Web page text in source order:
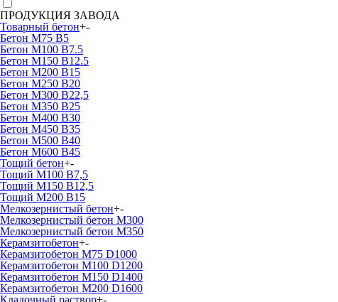
ПРОДУКЦИЯ ЗАВОДА
Товарный бетон+-
Бетон М75 В5
Бетон М100 В7.5
Бетон М150 В12.5
Бетон М200 В15
Бетон М250 В20
Бетон М300 В22,5
Бетон М350 В25
Бетон М400 В30
Бетон М450 В35
Бетон М500 В40
Бетон М600 В45
Тощий бетон+-
Тощий М100 В7,5
Тощий М150 В12,5
Тощий М200 В15
Мелкозернистый бетон+-
Мелкозернистый бетон М300
Мелкозернистый бетон М350
Керамзитобетон+-
Керамзитобетон М75 D1000
Керамзитобетон М100 D1200
Керамзитобетон М150 D1400
Керамзитобетон М200 D1600
Кладочный раствор+-